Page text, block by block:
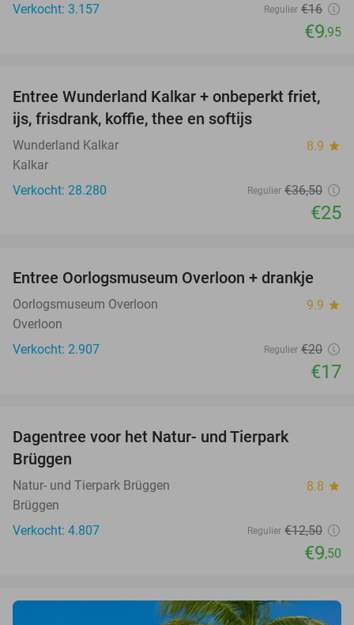
Verkocht: 3.157
Regulier €16
€9,95
32%
Entree Wunderland Kalkar + onbeperkt friet,
ijs, frisdrank, koffie, thee en softijs
Wunderland Kalkar 8.9 star
Kalkar
Verkocht: 28.280
Regulier €36,50
€25
15%
Entree Oorlogsmuseum Overloon + drankje
Oorlogsmuseum Overloon 9.9 star
Overloon
Verkocht: 2.907
Regulier €20
€17
Dagentree voor het Natur- und Tierpark
Brüggen
Natur- und Tierpark Brüggen 8.8 star
Brüggen
Verkocht: 4.807
Regulier €12,50
€9,50